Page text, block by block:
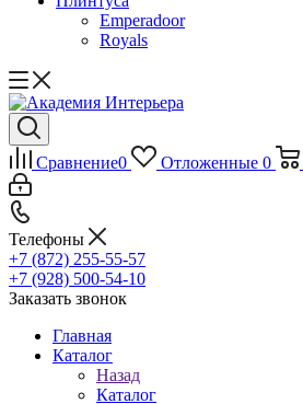
Emperadoor
Royals
Сравнение0 Отложенные 0
Телефоны
+7 (872) 255-55-57
+7 (928) 500-54-10
Заказать звонок
Главная
Каталог
Назад
Каталог